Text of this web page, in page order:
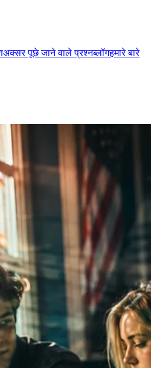
अक्सर पूछे जाने वाले प्रश्नब्लॉगहमारे बारे